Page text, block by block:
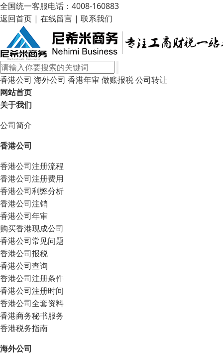
全国统一客服电话：4008-160883
返回首页 | 在线留言 | 联系我们
香港公司 海外公司 香港年审 做账报税公司转让
网站首页
关于我们
公司简介
香港公司
香港公司注册流程
香港公司注册费用
香港公司利弊分析
香港公司注销
香港公司年审
购买香港现成公司
香港公司常见问题
香港公司报税
香港公司查询
香港公司注册条件
香港公司注册时间
香港公司全套资料
香港商务秘书服务
香港税务指南
海外公司